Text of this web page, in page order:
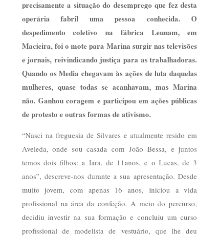
precisamente a situação do desemprego que fez desta
operária fabril uma pessoa conhecida. O
despedimento coletivo na fábrica Leunam, em
Macieira, foi o mote para Marina surgir nas televisões
e jornais, reivindicando justiça para as trabalhadoras.
Quando os Media chegavam às ações de luta daquelas
mulheres, quase todas se acanhavam, mas Marina
não. Ganhou coragem e participou em ações públicas
de protesto e outras formas de ativismo.
“Nasci na freguesia de Silvares e atualmente resido em
Aveleda, onde sou casada com João Bessa, e juntos
temos dois filhos: a Iara, de 11anos, e o Lucas, de 3
anos”, descreve-nos durante a sua apresentação. Desde
muito jovem, com apenas 16 anos, iniciou a vida
profissional na área da confeção. A meio do percurso,
decidiu investir na sua formação e concluiu um curso
profissional de modelista de vestuário, que lhe deu